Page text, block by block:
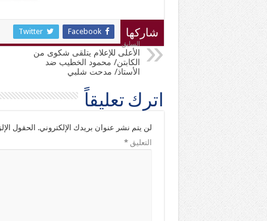
شاركها Facebook
Twitter
السابق
الأعلى للإعلام يتلقى شكوى من
الكابتن/ محمود الخطيب ضد
الأستاذ/ مدحت شلبي
اترك تعليقاً
لن يتم نشر عنوان بريدك الإلكتروني. الحقول
التعليق*